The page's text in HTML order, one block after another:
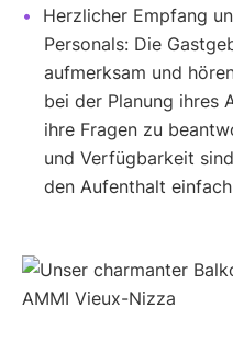
Herzlicher Empfang
Personals: Die
aufmerksam und
bei der Planung ihres
ihre Fragen zu
und Verfügbarkeit
den Aufenthalt